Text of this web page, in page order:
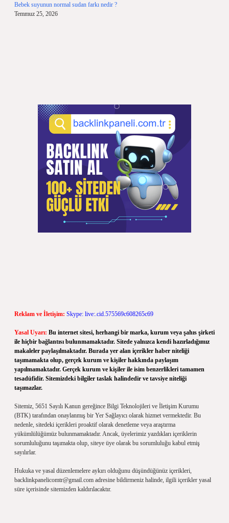
Bebek suyunun normal sudan farkı nedir ?
Temmuz 25, 2026
Reklam ve İletişim: Skype: live:.cid.575569c608265c69
Yasal Uyarı: Bu internet sitesi, herhangi bir marka, kurum veya şahıs şirketi
ile hiçbir bağlantısı bulunmamaktadır. Sitede yalnızca kendi hazırladığımız
makaleler paylaşılmaktadır. Burada yer alan içerikler haber niteliği
taşımamakta olup, gerçek kurum ve kişiler hakkında paylaşım
yapılmamaktadır. Gerçek kurum ve kişiler ile isim benzerlikleri tamamen
tesadüfidir. Sitemizdeki bilgiler taslak halindedir ve tavsiye niteliği
taşımazlar.
Sitemiz, 5651 Sayılı Kanun gereğince Bilgi Teknolojileri ve İletişim Kurumu
(BTK) tarafından onaylanmış bir Yer Sağlayıcı olarak hizmet vermektedir. Bu
nedenle, sitedeki içerikleri proaktif olarak denetleme veya araştırma
yükümlülüğümüz bulunmamaktadır. Ancak, üyelerimiz yazdıkları içeriklerin
sorumluluğunu taşımakta olup, siteye üye olarak bu sorumluluğu kabul etmiş
sayılırlar.
Hukuka ve yasal düzenlemelere aykırı olduğunu düşündüğünüz içerikleri,
backlinkpanelicomtr@gmail.com adresine bildirmeniz halinde, ilgili içerikler yasal
süre içerisinde sitemizden kaldırılacaktır.